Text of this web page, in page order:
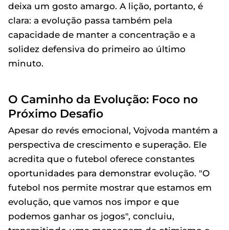
deixa um gosto amargo. A lição, portanto, é
clara: a evolução passa também pela
capacidade de manter a concentração e a
solidez defensiva do primeiro ao último
minuto.
O Caminho da Evolução: Foco no
Próximo Desafio
Apesar do revés emocional, Vojvoda mantém a
perspectiva de crescimento e superação. Ele
acredita que o futebol oferece constantes
oportunidades para demonstrar evolução. "O
futebol nos permite mostrar que estamos em
evolução, que vamos nos impor e que
podemos ganhar os jogos", concluiu,